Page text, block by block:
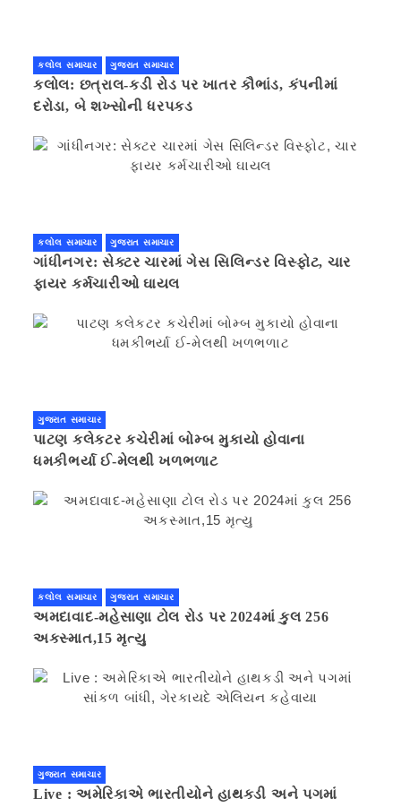
કલોલ સમાચાર ગુજરાત સમાચાર
કલોલ: છત્રાલ-કડી રોડ પર ખાતર કૌભાંડ, કંપનીમાં
દરોડા, બે શખ્સોની ધરપકડ
કલોલ સમાચાર ગુજરાત સમાચાર
ગાંધીનગર: સેક્ટર ચારમાં ગેસ સિલિન્ડર વિસ્ફોટ, ચાર
ફાયર કર્મચારીઓ ઘાયલ
ગુજરાત સમાચાર
પાટણ કલેકટર કચેરીમાં બોમ્બ મુકાયો હોવાના
ધમકીભર્યા ઈ-મેલથી ખળભળાટ
કલોલ સમાચાર ગુજરાત સમાચાર
અમદાવાદ-મહેસાણા ટોલ રોડ પર 2024માં કુલ 256
અકસ્માત,15 મૃત્યુ
ગુજરાત સમાચાર
Live : અમેરિકાએ ભારતીયોને હાથકડી અને પગમાં